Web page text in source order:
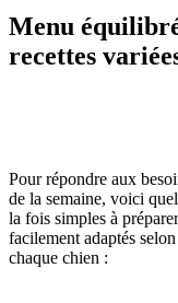
Menu
recettes
Pour répondre aux
de la semaine, voici
la fois simples à
facilement adaptés
chaque chien :